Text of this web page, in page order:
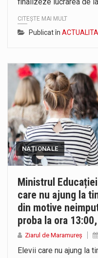
finalizeze lucrarea de
CITEȘTE MAI MULT
Publicat în
NAȚIONALE
Ministrul
care nu ajung la
din motive
proba la ora
Ziarul de Maramureș
Elevii care nu ajung la